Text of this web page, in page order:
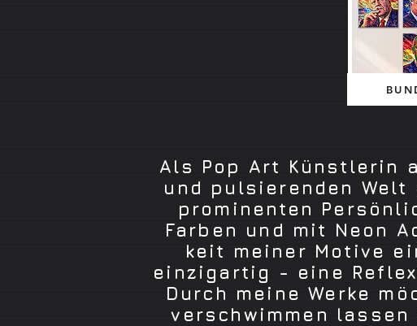
Als Pop Art Künstlerin
und pulsierenden Welt
prominenten
Farben und mit Neon
keit meiner Motive
einzigartig - eine
Durch meine Werke
verschwimmen